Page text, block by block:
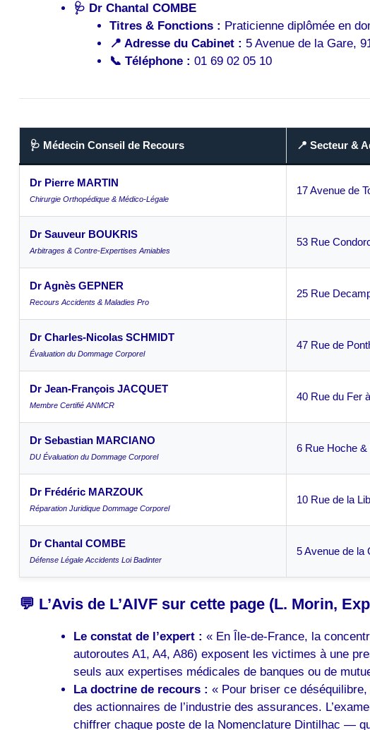
🩺 Dr Chantal COMBE
Titres & Fonctions : Praticienne diplômée en
📍 Adresse du Cabinet : 5 Avenue de la Gare,
📞 Téléphone : 01 69 02 05 10
🩺 Médecin Conseil de Recours 📍 Secteur &
Dr Pierre MARTIN
Chirurgie Orthopédique & Médico-Légale
17 Avenue de
Dr Sauveur BOUKRIS
Arbitrages & Contre-Expertises Amiables
53 Rue
Dr Agnès GEPNER
Recours Accidents & Maladies Pro
25 Rue
Dr Charles-Nicolas SCHMIDT
Évaluation du Dommage Corporel
47 Rue de
Dr Jean-François JACQUET
Membre Certifié ANMCR
40 Rue du Fer
Dr Sebastian MARCIANO
DU Évaluation du Dommage Corporel
6 Rue Hoche &
Dr Frédéric MARZOUK
Réparation Juridique Dommage Corporel
10 Rue de la
Dr Chantal COMBE
Défense Légale Accidents Loi Badinter
5 Avenue de la
💬 L’Avis de L’AIVF sur cette page (L. Morin,
Le constat de l’expert : « En Île-de-France, la
autoroutes A1, A4, A86) exposent les victimes à une
seuls aux expertises médicales de banques ou de
La doctrine de recours : « Pour briser ce
des actionnaires de l’industrie des assurances.
chiffrer chaque poste de la Nomenclature Dintilhac —